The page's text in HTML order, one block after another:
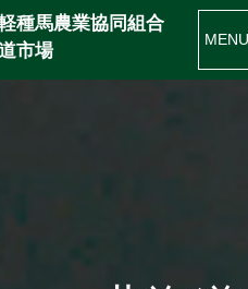
種馬農業協同組合
市場
MENU